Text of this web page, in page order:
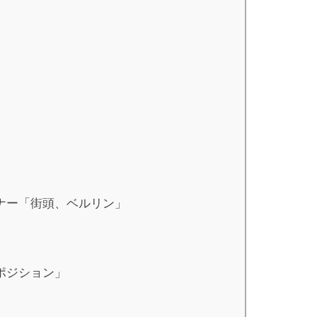
「街頭、ベルリン」
ション」